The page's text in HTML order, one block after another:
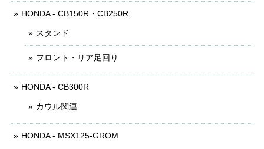
HONDA - CB150R・CB250R
スタンド
フロント・リア足回り
HONDA - CB300R
カウル関連
HONDA - MSX125-GROM